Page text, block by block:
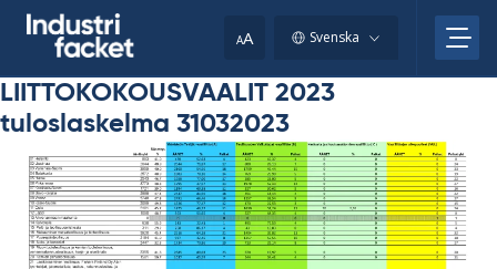
AA Svenska
LIITTOKOKOUSVAALIT 2023
tuloslaskelma 31032023